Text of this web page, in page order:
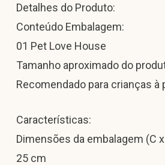
Detalhes do Produto:
Conteúdo Embalagem:
01 Pet Love House
Tamanho aproximado do
Recomendado para crianças à
Características:
Dimensões da embalagem (C
25 cm